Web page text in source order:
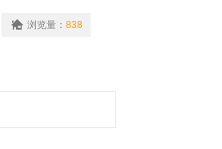
浏览量： 838